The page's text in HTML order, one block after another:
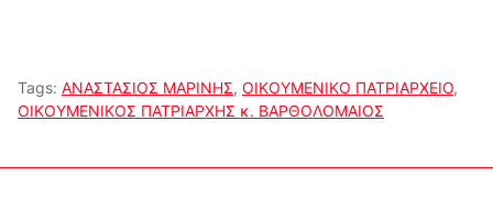
Tags: ΑΝΑΣΤΑΣΙΟΣ ΜΑΡΙΝΗΣ, ΟΙΚΟΥΜΕΝΙΚΟ ΠΑΤΡΙΑΡΧΕΙΟ,
ΟΙΚΟΥΜΕΝΙΚΟΣ ΠΑΤΡΙΑΡΧΗΣ κ. ΒΑΡΘΟΛΟΜΑΙΟΣ